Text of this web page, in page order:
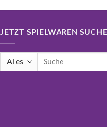
JETZT SPIELWAREN
Suchen